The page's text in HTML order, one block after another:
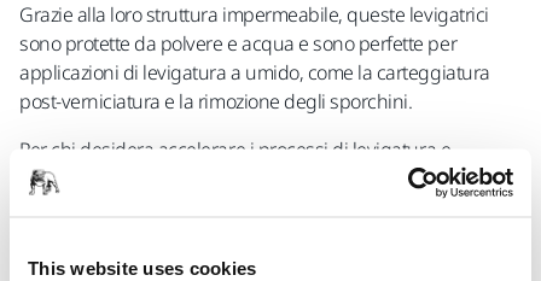
This website uses cookies
Grazie alla loro struttura impermeabile, queste levigatrici
sono protette da polvere e acqua e sono perfette per
applicazioni di levigatura a umido, come la carteggiatura
post-verniciatura e la rimozione degli sporchini.
Per chi desidera accelerare i processi di levigatura e
migliorare l'ergonomia del lavoro in carrozzeria o negli